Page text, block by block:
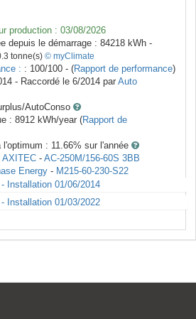
production : 03/08/2026
depuis le démarrage : 84218 kWh -
tonne(s) © myClimate
: : 100/100 - (Rapport de performance)
- Raccordé le 6/2014 par Auto
AutoConso
: 8912 kWh/year (Rapport de
l'optimum : 11.66% sur l'année
AXITEC - AC-250M/156-60S 3BB
Energy - M215-60-230-S22
Installation 01/06/2014
Installation 01/03/2022